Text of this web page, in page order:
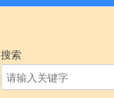
搜索